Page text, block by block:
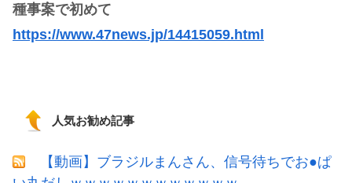
種事案で初めて
https://www.47news.jp/14415059.html
人気お勧め記事
【動画】ブラジルまんさん、信号待ちでお●ぱ